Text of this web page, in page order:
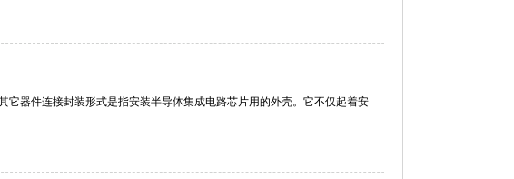
器件连接封装形式是指安装半导体集成电路芯片用的外壳。它不仅起着安